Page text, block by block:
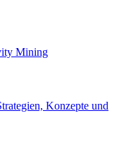
Mining
Konzepte und